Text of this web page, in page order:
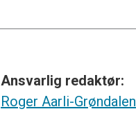
Ansvarlig redaktør:
Roger Aarli-Grøndalen